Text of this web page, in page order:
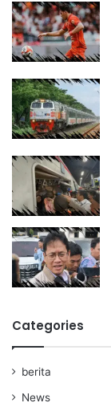
Categories
berita
News